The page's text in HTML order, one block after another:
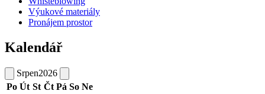
Výukové materiály
Pronájem prostor
Kalendář
Srpen2026
Po Út St Čt Pá So Ne